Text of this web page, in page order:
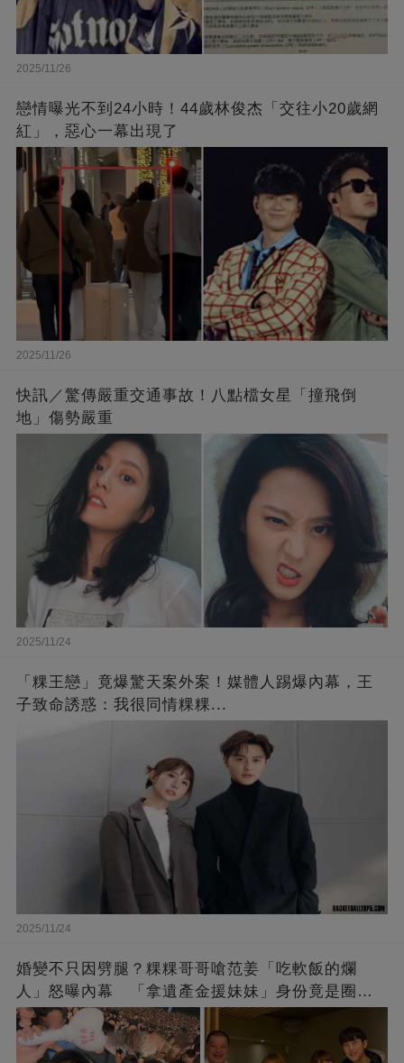
2025/11/26
戀情曝光不到24小時！44歲林俊杰「交往小20歲網
紅」，惡心一幕出現了
2025/11/26
快訊／驚傳嚴重交通事故！八點檔女星「撞飛倒
地」傷勢嚴重
2025/11/24
「粿王戀」竟爆驚天案外案！媒體人踢爆內幕，王
子致命誘惑：我很同情粿粿...
2025/11/24
婚變不只因劈腿？粿粿哥哥嗆范姜「吃軟飯的爛
人」怒曝內幕 「拿遺產金援妹妹」身份竟是圈內
大咖